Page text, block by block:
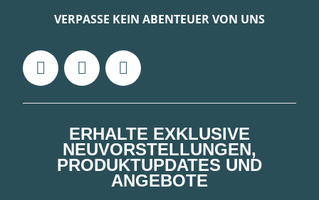
VERPASSE KEIN ABENTEUER VON UNS
ERHALTE EXKLUSIVE
NEUVORSTELLUNGEN,
PRODUKTUPDATES UND
ANGEBOTE